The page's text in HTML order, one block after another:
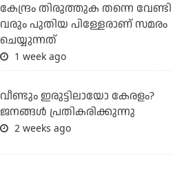
കേന്ദ്രം തിരുത്തുക തന്നെ വേണ്ടി
വരും പുതിയ പിള്ളേരാണ് സമരം
ചെയ്യുന്നത്
1 week ago
വീണ്ടും ഇരുട്ടിലായോ കേരളം?
ജനങ്ങൾ പ്രതികരിക്കുന്നു
2 weeks ago